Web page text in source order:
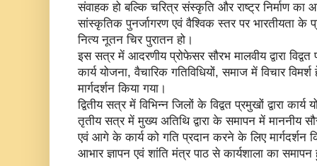
संवाहक हो बल्कि चरित्र संस्कृति और राष्ट्र निर्माण का
सांस्कृतिक पुनर्जागरण एवं वैश्विक स्तर पर भारतीयता के
नित्य नूतन चिर पुरातन हो।
इस सत्र में आदरणीय प्रोफेसर सौरभ मालवीय द्वारा
कार्य योजना, वैचारिक गतिविधियों, समाज में विचार
मार्गदर्शन किया गया।
द्वितीय सत्र में विभिन्न जिलों के विद्वत प्रमुखों द्वारा
तृतीय सत्र में मुख्य अतिथि द्वारा के समापन में माननीय
एवं आगे के कार्य को गति प्रदान करने के लिए मार्गदर्शन
आभार ज्ञापन एवं शांति मंत्र पाठ से कार्यशाला का